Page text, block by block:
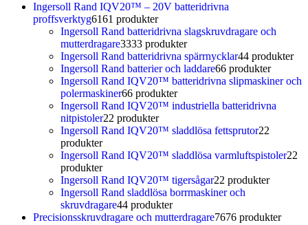
Ingersoll Rand IQV20™ – 20V batteridrivna
proffsverktyg6161 produkter
Ingersoll Rand batteridrivna slagskruvdragare och
mutterdragare3333 produkter
Ingersoll Rand batteridrivna spärrnycklar44 produkter
Ingersoll Rand batterier och laddare66 produkter
Ingersoll Rand IQV20™ batteridrivna slipmaskiner och
polermaskiner66 produkter
Ingersoll Rand IQV20™ industriella batteridrivna
nitpistoler22 produkter
Ingersoll Rand IQV20™ sladdlösa fettsprutor22
produkter
Ingersoll Rand IQV20™ sladdlösa varmluftspistoler22
produkter
Ingersoll Rand IQV20™ tigersågar22 produkter
Ingersoll Rand sladdlösa borrmaskiner och
skruvdragare44 produkter
Precisionsskruvdragare och mutterdragare7676 produkter